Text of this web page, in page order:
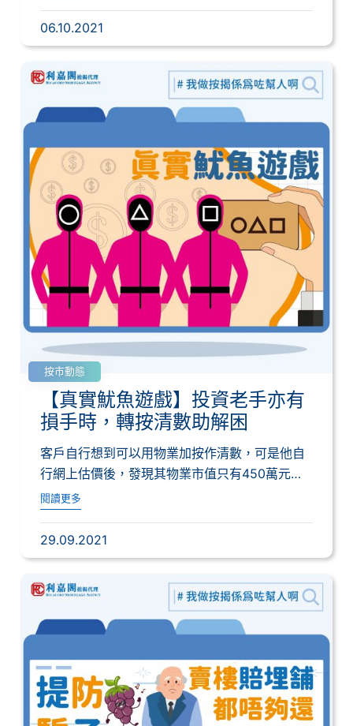
06.10.2021
按市動態
【真實魷魚遊戲】投資老手亦有
損手時，轉按清數助解困
客戶自行想到可以用物業加按作清數，可是他自
行網上估價後，發現其物業市值只有450萬元，
而他...
閱讀更多
29.09.2021